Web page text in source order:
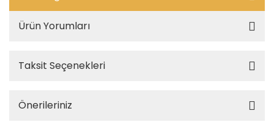
Ürün Yorumları
Taksit Seçenekleri
Önerileriniz